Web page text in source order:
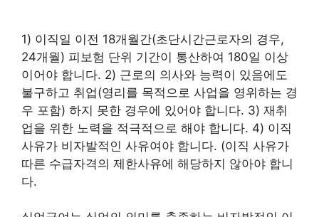
1) 이직일 이전 18개월간(초단시간근로자의 경우,
24개월) 피보험 단위 기간이 통산하여 180일 이상
이어야 합니다. 2) 근로의 의사와 능력이 있음에도
불구하고 취업(영리를 목적으로 사업을 영위하는 경
우 포함) 하지 못한 경우에 있어야 합니다. 3) 재취
업을 위한 노력을 적극적으로 해야 합니다. 4) 이직
사유가 비자발적인 사유여야 합니다. (이직 사유가
따른 수급자격의 제한사유에 해당하지 않아야 합니
다.